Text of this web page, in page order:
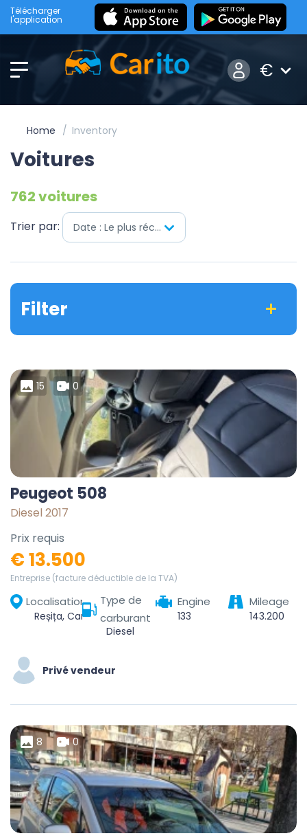
Télécharger
l'application
€
Home Inventory
Voitures
762 voitures
Trier par: Date : Le plus récent en premier
Filter
15 0
Peugeot 508
Diesel 2017
Prix requis
€ 13.500
Entreprise (facture déductible de la TVA)
Localisation
Reșița, Caraș-Severin, România
Type de
carburant
Diesel
Engine
133
Mileage
143.200
Privé vendeur
8 0